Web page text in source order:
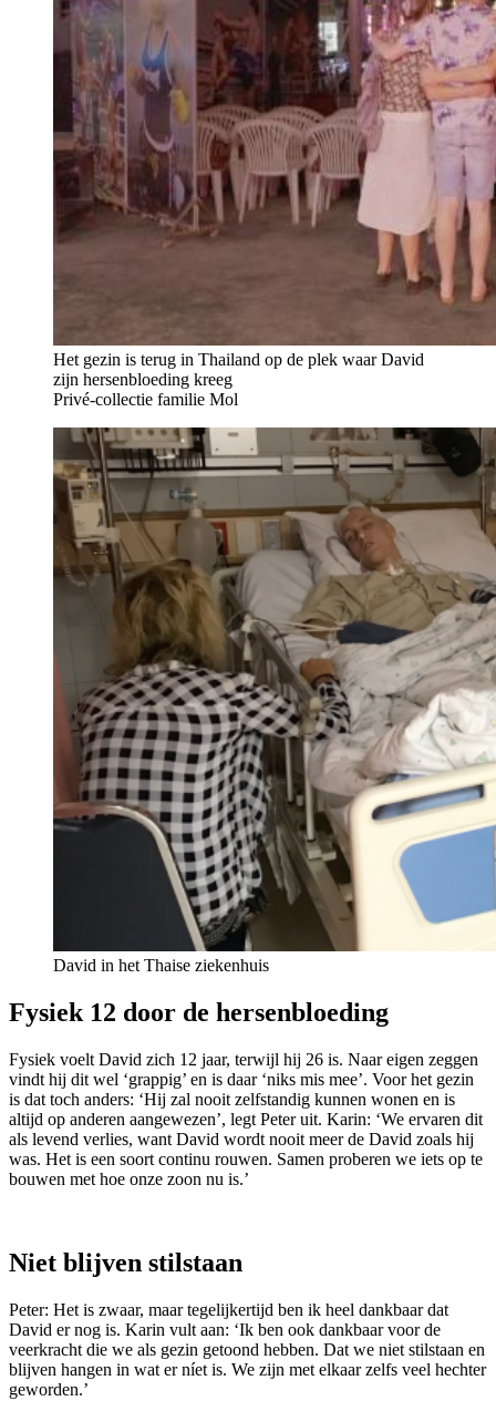
Het gezin is terug in Thailand op de plek waar David
zijn hersenbloeding kreeg
Privé-collectie familie Mol
David in het Thaise ziekenhuis
Fysiek 12 door de hersenbloeding
Fysiek voelt David zich 12 jaar, terwijl hij 26 is. Naar eigen zeggen
vindt hij dit wel ‘grappig’ en is daar ‘niks mis mee’. Voor het gezin
is dat toch anders: ‘Hij zal nooit zelfstandig kunnen wonen en is
altijd op anderen aangewezen’, legt Peter uit. Karin: ‘We ervaren dit
als levend verlies, want David wordt nooit meer de David zoals hij
was. Het is een soort continu rouwen. Samen proberen we iets op te
bouwen met hoe onze zoon nu is.’
Niet blijven stilstaan
Peter: Het is zwaar, maar tegelijkertijd ben ik heel dankbaar dat
David er nog is. Karin vult aan: ‘Ik ben ook dankbaar voor de
veerkracht die we als gezin getoond hebben. Dat we niet stilstaan en
blijven hangen in wat er níet is. We zijn met elkaar zelfs veel hechter
geworden.’